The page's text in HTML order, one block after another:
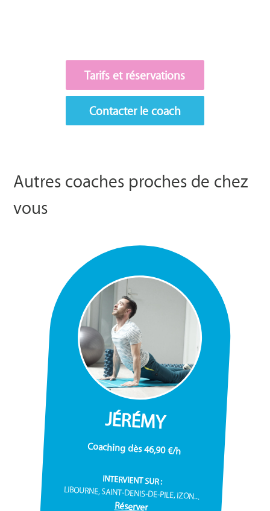
Tarifs et réservations
Contacter le coach
Autres coaches proches de chez
vous
JÉRÉMY
Coaching dès 46,90 €/h
INTERVIENT SUR :
LIBOURNE, SAINT-DENIS-DE-PILE, IZON...
Réserver